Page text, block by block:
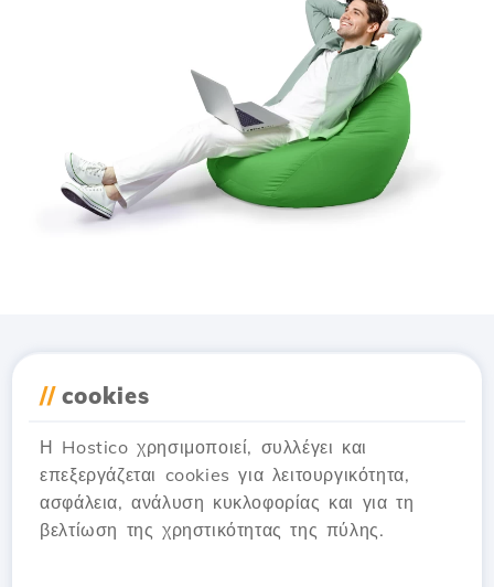
// cookies
Η Hostico χρησιμοποιεί, συλλέγει και
επεξεργάζεται cookies για λειτουργικότητα,
ασφάλεια, ανάλυση κυκλοφορίας και για τη
βελτίωση της χρηστικότητας της πύλης.